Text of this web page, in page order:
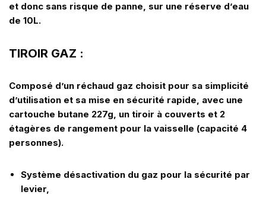
et donc sans risque de panne, sur une réserve d’eau
de 10L.
TIROIR GAZ :
Composé d’un réchaud gaz choisit pour sa simplicité
d’utilisation et sa mise en sécurité rapide, avec une
cartouche butane 227g, un tiroir à couverts et 2
étagères de rangement pour la vaisselle (capacité 4
personnes).
Système désactivation du gaz pour la sécurité par
levier,